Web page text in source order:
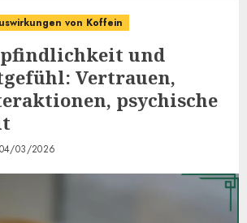
von Koffein
und
Vertrauen,
psychische
04/03/2026